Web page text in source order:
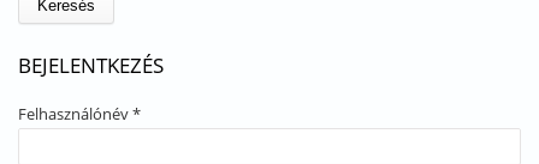
BEJELENTKEZÉS
Felhasználónév*